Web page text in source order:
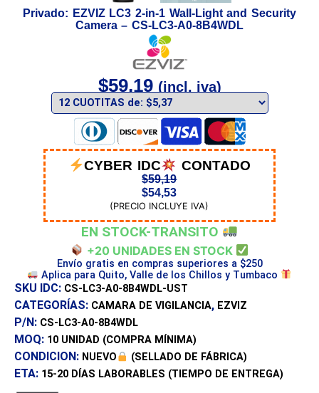
Privado: EZVIZ LC3 2-in-1 Wall-Light and Security
Camera – CS-LC3-A0-8B4WDL
$59,19 (incl. iva)
CYBER IDC CONTADO
$59,19
$54,53
(PRECIO INCLUYE IVA)
EN STOCK-TRANSITO
+20 UNIDADES EN STOCK
Envío gratis en compras superiores a $250
Aplica para Quito, Valle de los Chillos y Tumbaco
SKU IDC: CS-LC3-A0-8B4WDL-UST
CATEGORÍAS: CAMARA DE VIGILANCIA, EZVIZ
P/N: CS-LC3-A0-8B4WDL
MOQ: 10 UNIDAD (COMPRA MÍNIMA)
CONDICION: NUEVO (SELLADO DE FÁBRICA)
ETA: 15-20 DÍAS LABORABLES (TIEMPO DE ENTREGA)